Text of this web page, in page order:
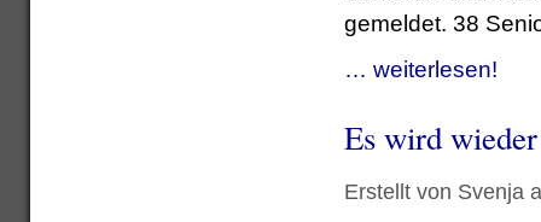
gemeldet. 38
… weiterlesen!
Es wird
Erstellt von Svenja